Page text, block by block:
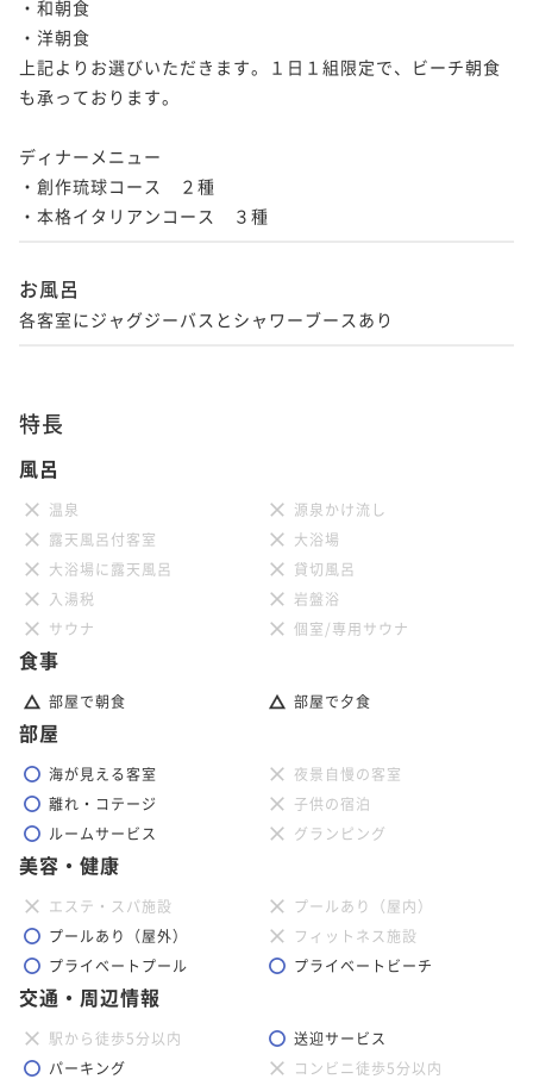
・和朝食
・洋朝食
上記よりお選びいただきます。１日１組限定で、ビーチ朝食
も承っております。
ディナーメニュー
・創作琉球コース　２種
・本格イタリアンコース　３種
お風呂
各客室にジャグジーバスとシャワーブースあり
特長
風呂
温泉
源泉かけ流し
露天風呂付客室
大浴場
大浴場に露天風呂
貸切風呂
入湯税
岩盤浴
サウナ
個室/専用サウナ
食事
部屋で朝食 部屋で夕食
部屋
海が見える客室
夜景自慢の客室
離れ・コテージ
子供の宿泊
ルームサービス
グランピング
美容・健康
エステ・スパ施設
プールあり（屋内）
プールあり（屋外）
フィットネス施設
プライベートプール
プライベートビーチ
交通・周辺情報
駅から徒歩5分以内
送迎サービス
パーキング
コンビニ徒歩5分以内